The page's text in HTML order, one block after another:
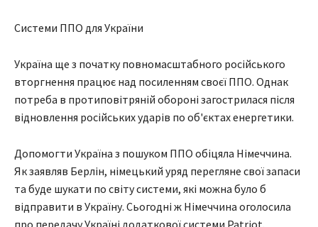
Системи ППО для України
Україна ще з початку повномасштабного російського
вторгнення працює над посиленням своєї ППО. Однак
потреба в протиповітряній обороні загострилася після
відновлення російських ударів по об'єктах енергетики.
Допомогти Україна з пошуком ППО обіцяла Німеччина.
Як заявляв Берлін, німецький уряд перегляне свої запаси
та буде шукати по світу системи, які можна було б
відправити в Україну. Сьогодні ж Німеччина оголосила